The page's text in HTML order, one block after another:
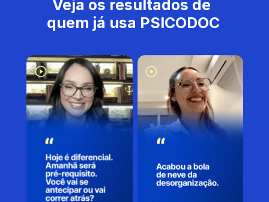
Veja os resultados de
quem já usa PSICODOC